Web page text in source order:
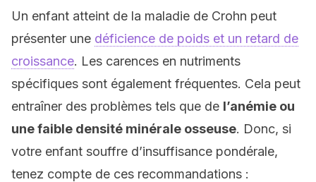
Un enfant atteint de la maladie de Crohn peut
présenter une déficience de poids et un retard de
croissance. Les carences en nutriments
spécifiques sont également fréquentes. Cela peut
entraîner des problèmes tels que de l’anémie ou
une faible densité minérale osseuse. Donc, si
votre enfant souffre d’insuffisance pondérale,
tenez compte de ces recommandations :